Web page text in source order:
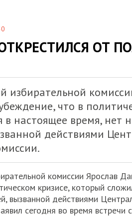
ОТ
избирательной
что в
в настоящее время, нет
действиями
комиссии Ярослав
кризисе, который
вызванной действиями
сегодня во время встречи